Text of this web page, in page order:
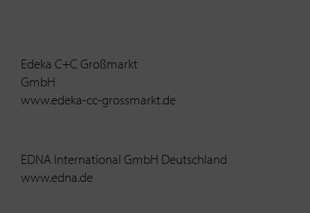
Edeka C+C Großmarkt
GmbH
www.edeka-cc-grossmarkt.de
EDNA International GmbH Deutschland
www.edna.de